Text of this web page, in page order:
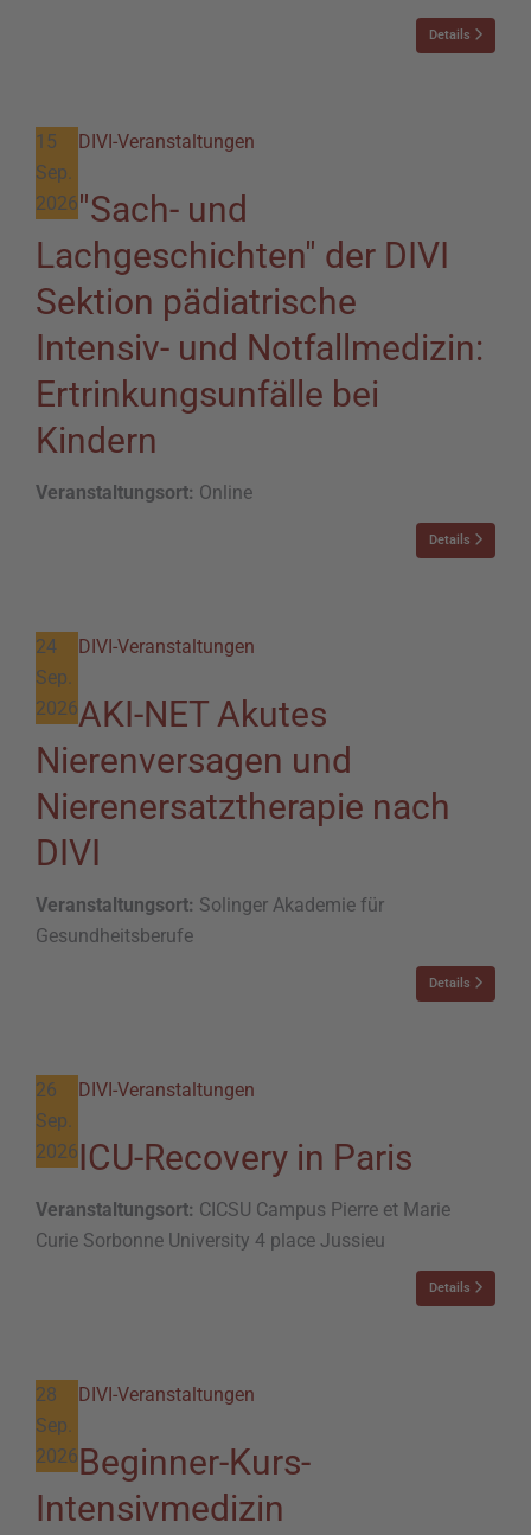
Details
15
Sep.
2026
DIVI-Veranstaltungen
"Sach- und
Lachgeschichten" der DIVI
Sektion pädiatrische
Intensiv- und Notfallmedizin:
Ertrinkungsunfälle bei
Kindern
Veranstaltungsort: Online
Details
24
Sep.
2026
DIVI-Veranstaltungen
AKI-NET Akutes
Nierenversagen und
Nierenersatztherapie nach
DIVI
Veranstaltungsort: Solinger Akademie für
Gesundheitsberufe
Details
26
Sep.
2026
DIVI-Veranstaltungen
ICU-Recovery in Paris
Veranstaltungsort: CICSU Campus Pierre et Marie
Curie Sorbonne University 4 place Jussieu
Details
28
Sep.
2026
DIVI-Veranstaltungen
Beginner-Kurs-
Intensivmedizin